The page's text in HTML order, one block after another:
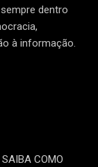
dentro
à informação.
SAIBA COMO